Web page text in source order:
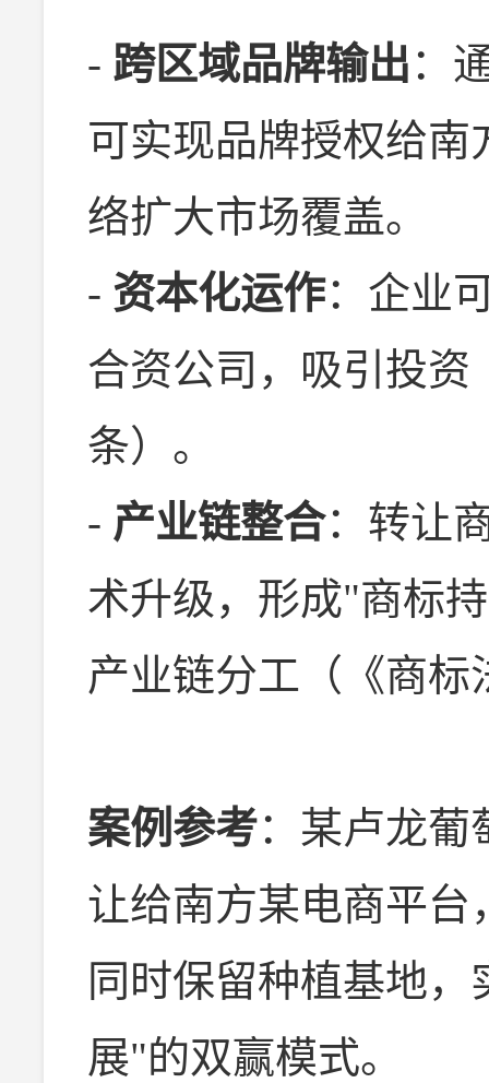
- 跨区域品牌输出：
可实现品牌授权给
络扩大市场覆盖。
- 资本化运作：企业
合资公司，吸引投资
条）。
- 产业链整合：转让
术升级，形成"商标
产业链分工（《商标
案例参考：某卢龙
让给南方某电商平台
同时保留种植基地
展"的双赢模式。